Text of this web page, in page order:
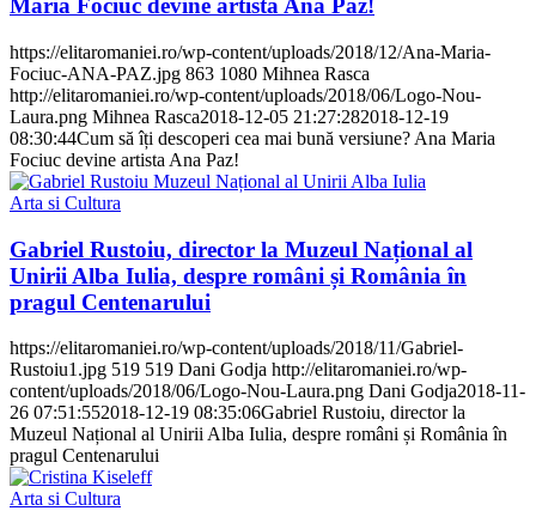
Maria Fociuc devine artista Ana Paz!
https://elitaromaniei.ro/wp-content/uploads/2018/12/Ana-Maria-
Fociuc-ANA-PAZ.jpg 863 1080 Mihnea Rasca
http://elitaromaniei.ro/wp-content/uploads/2018/06/Logo-Nou-
Laura.png Mihnea Rasca2018-12-05 21:27:282018-12-19
08:30:44Cum să îți descoperi cea mai bună versiune? Ana Maria
Fociuc devine artista Ana Paz!
Arta si Cultura
Gabriel Rustoiu, director la Muzeul Național al
Unirii Alba Iulia, despre români și România în
pragul Centenarului
https://elitaromaniei.ro/wp-content/uploads/2018/11/Gabriel-
Rustoiu1.jpg 519 519 Dani Godja http://elitaromaniei.ro/wp-
content/uploads/2018/06/Logo-Nou-Laura.png Dani Godja2018-11-
26 07:51:552018-12-19 08:35:06Gabriel Rustoiu, director la
Muzeul Național al Unirii Alba Iulia, despre români și România în
pragul Centenarului
Arta si Cultura